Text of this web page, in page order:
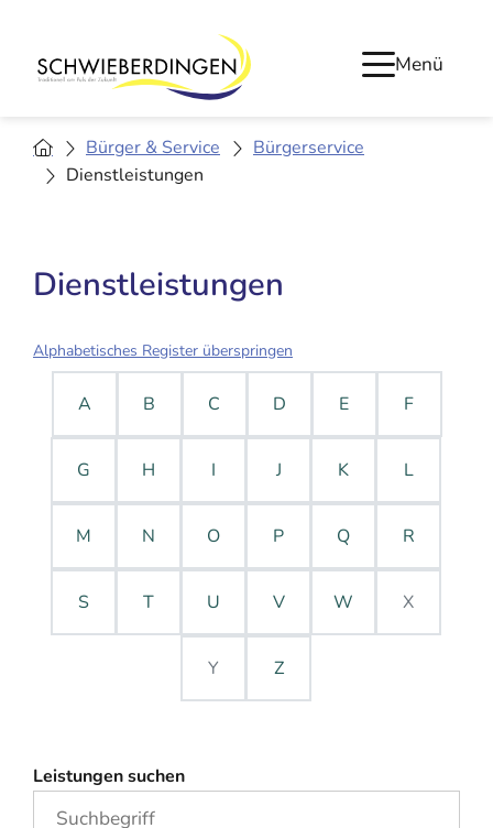
Menü
Bürger & Service
Bürgerservice
Dienstleistungen
Dienstleistungen
Alphabetisches Register überspringen
A B C D E F
G H I J K L
M N O P Q R
S T U V W X
Y Z
Leistungen suchen